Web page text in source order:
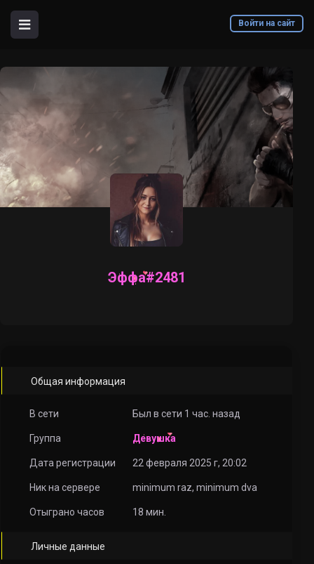
Войти на сайт
Эффа#2481
Общая информация
В сети Был в сети 1 час. назад
Группа Девушка
Дата регистрации 22 февраля 2025 г, 20:02
Ник на сервере minimum raz, minimum dva
Отыграно часов 18 мин.
Личные данные